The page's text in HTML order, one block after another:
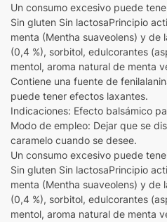
Un consumo excesivo puede
Sin gluten Sin lactosaPrincipio
menta (Mentha suaveolens) y de
(0,4 %), sorbitol, edulcorantes
mentol, aroma natural de menta
Contiene una fuente de
puede tener efectos laxantes.
Indicaciones: Efecto balsámico
Modo de empleo: Dejar que se
caramelo cuando se desee.
Un consumo excesivo puede
Sin gluten Sin lactosaPrincipio
menta (Mentha suaveolens) y de
(0,4 %), sorbitol, edulcorantes
mentol, aroma natural de menta